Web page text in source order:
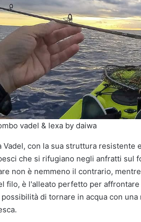
vadel & lexa by daiwa
Vadel, con la sua struttura
che si rifugiano negli anfratti sul
non è nemmeno il contrario,
filo, è l'alleato perfetto per
possibilità di tornare in acqua con